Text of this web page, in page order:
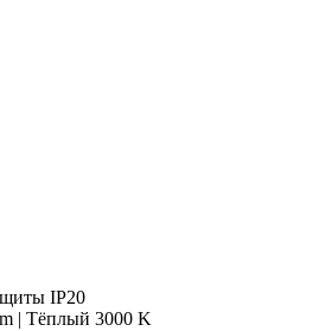
IP20
| Тёплый 3000 K